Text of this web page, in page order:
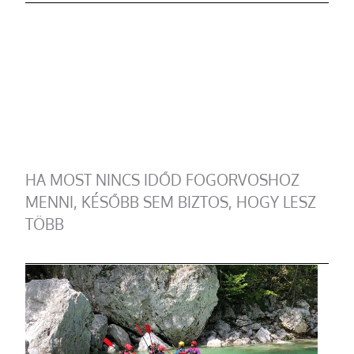
HA MOST NINCS IDŐD FOGORVOSHOZ
MENNI, KÉSŐBB SEM BIZTOS, HOGY LESZ
TÖBB